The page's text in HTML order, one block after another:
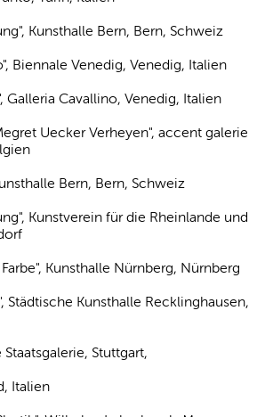
Kunsthalle Bern, Bern, Schweiz
Biennale Venedig, Venedig, Italien
Galleria Cavallino, Venedig, Italien
Uecker Verheyen", accent galerie
Bern, Bern, Schweiz
Kunstverein für die Rheinlande und
Kunsthalle Nürnberg, Nürnberg
Städtische Kunsthalle Recklinghausen,
Stuttgart,
Italien